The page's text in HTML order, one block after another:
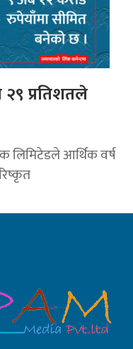
प्रतिशतले
लिमिटेडले आर्थिक वर्ष